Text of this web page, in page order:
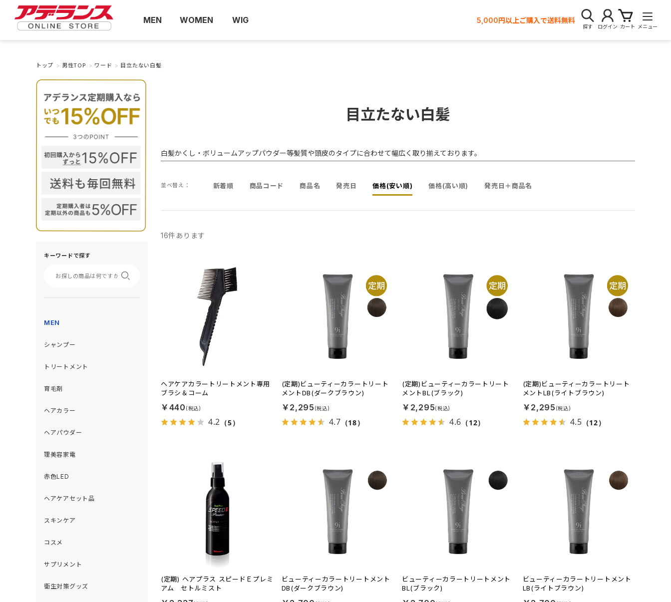
MEN WOMEN WIG 5,000円以上ご購入で送料無料
探す ログイン カート メニュー
トップ > 男性TOP > ワード > 目立たない白髪
キーワードで探す
MEN
シャンプー
トリートメント
育毛剤
ヘアカラー
ヘアパウダー
理美容家電
赤色LED
ヘアケアセット品
スキンケア
コスメ
サプリメント
衛生対策グッズ
目立たない白髪
白髪かくし・ボリュームアップパウダー等髪質や頭皮のタイプに合わせて幅広く取り揃えております。
並べ替え： 新着順 商品コード 商品名 発売日 価格(安い順) 価格(高い順) 発売日＋商品名
16件あります
ヘアケアカラートリートメント専用
ブラシ＆コーム
￥440
4.2 （5）
(定期)ビューティーカラートリート
メントDB(ダークブラウン)
￥2,295
4.7 （18）
(定期)ビューティーカラートリート
メントBL(ブラック)
￥2,295
4.6 （12）
(定期)ビューティーカラートリート
メントLB(ライトブラウン)
￥2,295
4.5 （12）
(定期) ヘアプラス スピードＥプレミ
アム セトルミスト
ビューティーカラートリートメント
DB(ダークブラウン)
ビューティーカラートリートメント
BL(ブラック)
ビューティーカラートリートメント
LB(ライトブラウン)